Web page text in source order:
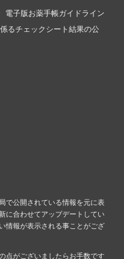
電子版お薬手帳ガイドライン
るチェックシート結果の公
で公開されている情報を元に表
に合わせてアップデートしてい
情報が表示される事ことがござ
点がございましたらお手数です